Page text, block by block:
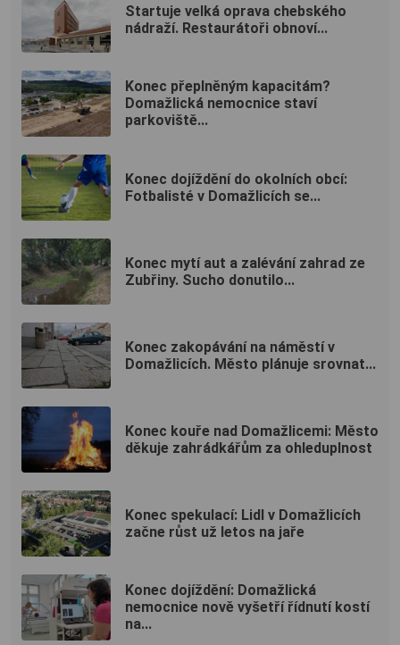
Startuje velká oprava chebského
nádraží. Restaurátoři obnoví...
Konec přeplněným kapacitám?
Domažlická nemocnice staví
parkoviště...
Konec dojíždění do okolních obcí:
Fotbalisté v Domažlicích se...
Konec mytí aut a zalévání zahrad ze
Zubřiny. Sucho donutilo...
Konec zakopávání na náměstí v
Domažlicích. Město plánuje srovnat...
Konec kouře nad Domažlicemi: Město
děkuje zahrádkářům za ohleduplnost
Konec spekulací: Lidl v Domažlicích
začne růst už letos na jaře
Konec dojíždění: Domažlická
nemocnice nově vyšetří řídnutí kostí
na...